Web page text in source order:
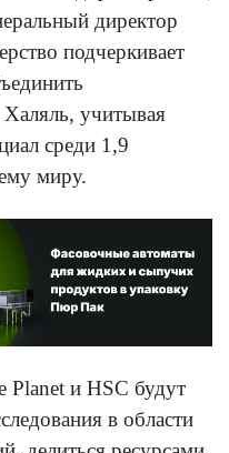
директор
подчеркивает
учитывая
среди 1,9
миру.
Planet и HSC будут
в области